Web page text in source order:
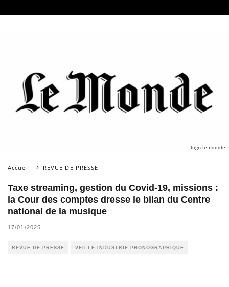
logo le monde
Accueil REVUE DE PRESSE
Taxe streaming, gestion du Covid-19, missions :
la Cour des comptes dresse le bilan du Centre
national de la musique
17/01/2025
REVUE DE PRESSE VEILLE INDUSTRIE PHONOGRAPHIQUE